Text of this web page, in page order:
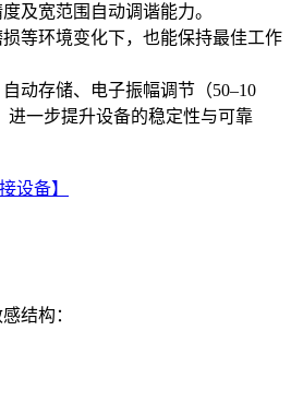
及宽范围自动调谐能力。
等环境变化下，也能保持最佳工作
动存储、电子振幅调节（50–10
进一步提升设备的稳定性与可靠
设备】
结构：